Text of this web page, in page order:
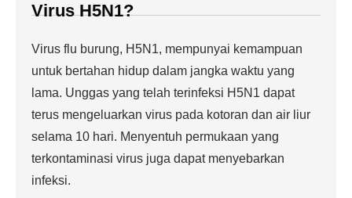
Virus H5N1?
Virus flu burung, H5N1, mempunyai kemampuan
untuk bertahan hidup dalam jangka waktu yang
lama. Unggas yang telah terinfeksi H5N1 dapat
terus mengeluarkan virus pada kotoran dan air liur
selama 10 hari. Menyentuh permukaan yang
terkontaminasi virus juga dapat menyebarkan
infeksi.